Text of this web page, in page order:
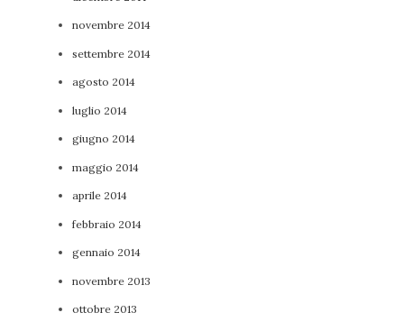
novembre 2014
settembre 2014
agosto 2014
luglio 2014
giugno 2014
maggio 2014
aprile 2014
febbraio 2014
gennaio 2014
novembre 2013
ottobre 2013